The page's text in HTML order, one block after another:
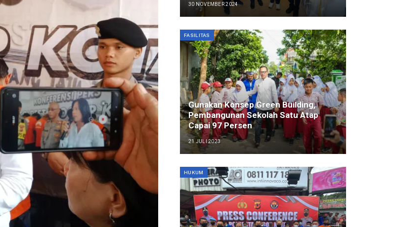
30 NOVEMBER 2024
FASILITAS
Gunakan Konsep Green Building,
Pembangunan Sekolah Satu Atap
Capai 97 Persen
21 JULI 2023
HUKUM